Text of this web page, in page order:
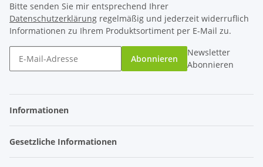
Bitte senden Sie mir entsprechend Ihrer
Datenschutzerklärung regelmäßig und jederzeit widerruflich
Informationen zu Ihrem Produktsortiment per E-Mail zu.
Abonnieren
Newsletter
Abonnieren
Informationen
Gesetzliche Informationen